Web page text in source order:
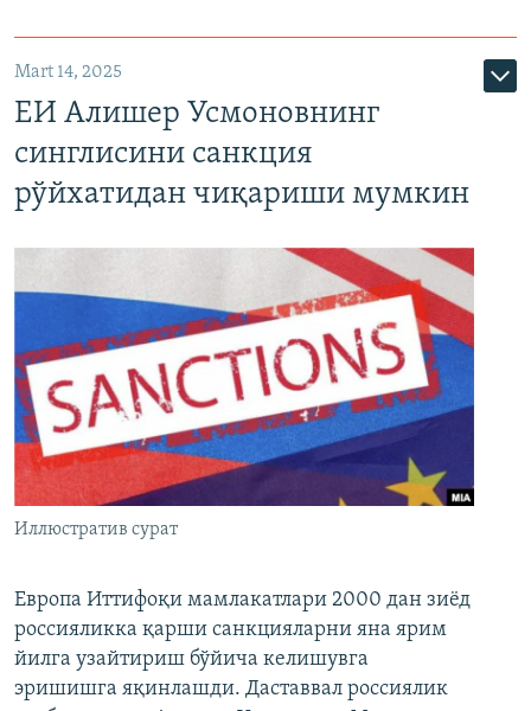
Mart 14, 2025
ЕИ Алишер Усмоновнинг
синглисини санкция
рўйхатидан чиқариши мумкин
Иллюстратив сурат
Европа Иттифоқи мамлакатлари 2000 дан зиёд
россияликка қарши санкцияларни яна ярим
йилга узайтириш бўйича келишувга
эришишга яқинлашди. Даставвал россиялик